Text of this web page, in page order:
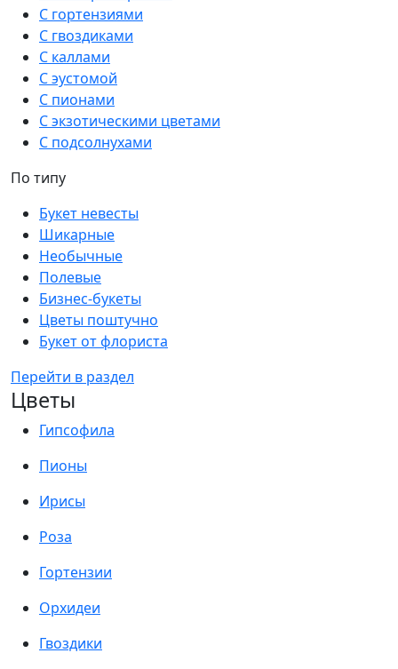
С гортензиями
С гвоздиками
С каллами
С эустомой
С пионами
С экзотическими цветами
С подсолнухами
По типу
Букет невесты
Шикарные
Необычные
Полевые
Бизнес-букеты
Цветы поштучно
Букет от флориста
Перейти в раздел
Цветы
Гипсофила
Пионы
Ирисы
Роза
Гортензии
Орхидеи
Гвоздики